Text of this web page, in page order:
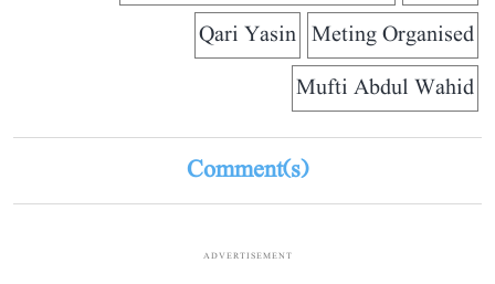
Meting Organised
Qari Yasin
Mufti Abdul Wahid
Comment(s)
ADVERTISEMENT